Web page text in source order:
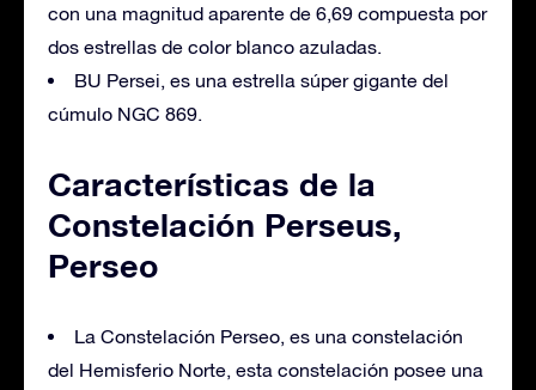
con una magnitud aparente de 6,69 compuesta por
dos estrellas de color blanco azuladas.
BU Persei, es una estrella súper gigante del
cúmulo NGC 869.
Características de la
Constelación Perseus,
Perseo
La Constelación Perseo, es una constelación
del Hemisferio Norte, esta constelación posee una